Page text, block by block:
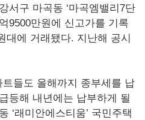
서구 마곡동 ‘마곡엠밸리7단
9500만원에 신고가를 기록
대에 거래됐다. 지난해 공시
들도 올해까지 종부세를 납
등해 내년에는 납부하게 될
‘래미안에스티움’ 국민주택